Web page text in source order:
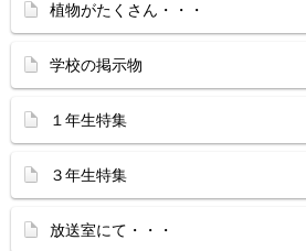
植物がたくさん・・・
学校の掲示物
１年生特集
３年生特集
放送室にて・・・